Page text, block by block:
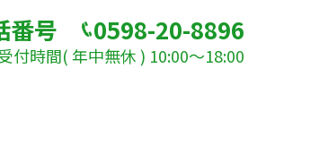
番号 0598-20-8896
付時間( 年中無休 ) 10:00～18:00